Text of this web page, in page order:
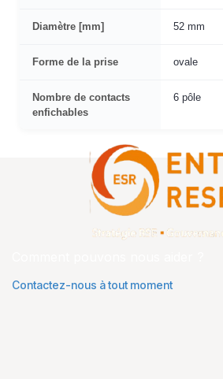
Diamètre [mm] 52 mm
Forme de la prise ovale
Nombre de contacts
enfichables
6 pôle
Contactez-nous à tout moment